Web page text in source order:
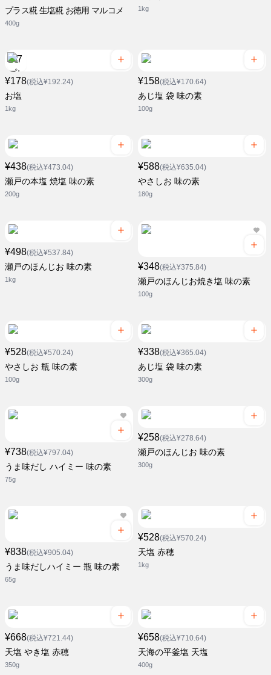
プラス糀 生塩糀 お徳用 マルコメ
400g
1kg
¥178(税込¥192.24)
お塩
1kg
¥158(税込¥170.64)
あじ塩 袋 味の素
100g
¥438(税込¥473.04)
瀬戸の本塩 焼塩 味の素
200g
¥588(税込¥635.04)
やさしお 味の素
180g
¥498(税込¥537.84)
瀬戸のほんじお 味の素
1kg
¥348(税込¥375.84)
瀬戸のほんじお焼き塩 味の素
100g
¥528(税込¥570.24)
やさしお 瓶 味の素
100g
¥338(税込¥365.04)
あじ塩 袋 味の素
300g
¥738(税込¥797.04)
うま味だし ハイミー 味の素
75g
¥258(税込¥278.64)
瀬戸のほんじお 味の素
300g
¥838(税込¥905.04)
うま味だしハイミー 瓶 味の素
65g
¥528(税込¥570.24)
天塩 赤穂
1kg
¥668(税込¥721.44)
天塩 やき塩 赤穂
350g
¥658(税込¥710.64)
天海の平釜塩 天塩
400g